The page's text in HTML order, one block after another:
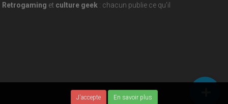
J'accepte En savoir plus
Retrogaming et culture geek : chacun publie ce qu'il